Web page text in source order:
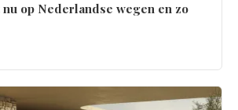
op Nederlandse wegen en zo